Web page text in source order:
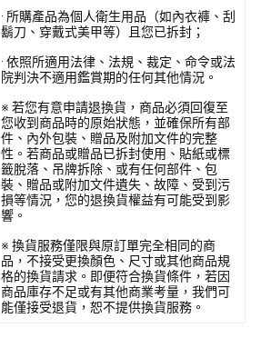
· 所購產品為個人衛生用品（如內衣褲、刮
鬍刀、穿戴式美甲等）且您已拆封；
· 依照所適用法律、法規、裁定、命令或法
院判決不適用鑑賞期的任何其他情況。
※ 若您有意申請退換貨，商品必須回復至
您收到商品時的原始狀態，並確保所有部
件、內外包裝、贈品及附加文件的完整
性。若商品或贈品已拆封使用、貼紙或標
籤脫落、吊牌拆除、或有任何部件、包
裝、贈品或附加文件遺失、故障、受到污
損等情況，您的退換貨權益有可能受到影
響。
※ 換貨服務僅限與原訂單完全相同的商
品，不接受更換顏色、尺寸或其他商品規
格的換貨請求。即便符合換貨條件，若因
商品庫存不足或有其他商業考量，我們可
能僅接受退貨，恕不提供換貨服務。